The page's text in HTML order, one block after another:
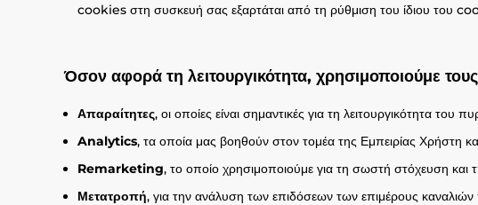
cookies στη συσκευή σας εξαρτάται από τη ρύθμιση του ίδιου του
Όσον αφορά τη λειτουργικότητα, χρησιμοποιούμε
Απαραίτητες, οι οποίες είναι σημαντικές για τη λειτουργικότητα του
Analytics, τα οποία μας βοηθούν στον τομέα της Εμπειρίας Χρήστη
Remarketing, το οποίο χρησιμοποιούμε για τη σωστή στόχευση και
Μετατροπή, για την ανάλυση των επιδόσεων των επιμέρους